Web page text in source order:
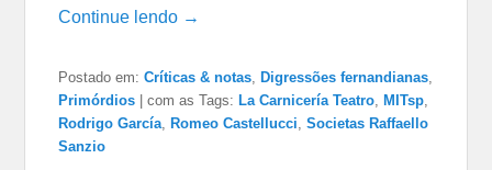
Continue lendo →
Postado em: Críticas & notas ,Digressões fernandianas
Primórdios |com as Tags: La Carnicería Teatro ,MITsp
Rodrigo García ,Romeo Castellucci ,Societas Raffaello
Sanzio